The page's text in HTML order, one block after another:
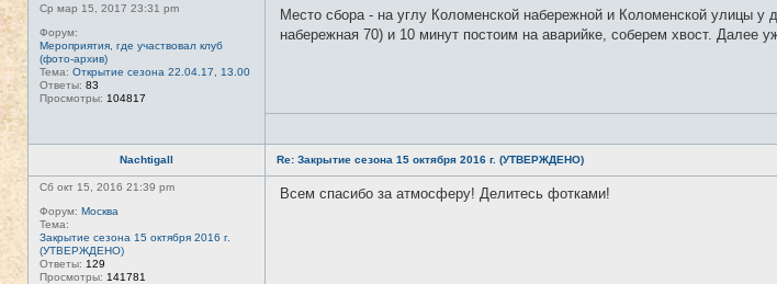
Ср мар 15, 2017 23:31 pm
Форум:
Мероприятия, где участвовал клуб
(фото-архив)
Тема: Открытие сезона 22.04.17, 13.00
Ответы: 83
Просмотры: 104817
Место сбора - на углу Коломенской набережной и Коломенской улицы
набережная 70) и 10 минут постоим на аварийке, соберем хвост.
Nachtigall
Сб окт 15, 2016 21:39 pm
Форум: Москва
Тема:
Закрытие сезона 15 октября 2016 г.
(УТВЕРЖДЕНО)
Ответы: 129
Просмотры: 141781
Re: Закрытие сезона 15 октября 2016 г. (УТВЕРЖДЕНО)
Всем спасибо за атмосферу! Делитесь фотками!